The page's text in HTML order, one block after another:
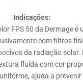
Indicações:
FPS 50 da Dermage é
com filtros
da radiação solar.
fluída com cor
ajuda a